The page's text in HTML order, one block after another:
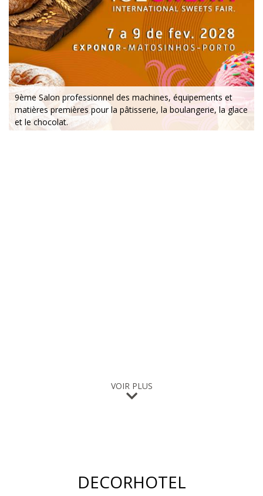
9ème Salon professionnel des machines, équipements et
matières premières pour la pâtisserie, la boulangerie, la glace
et le chocolat.
7 au 9 février 2028 - Exponor - Porto
VOIR PLUS
STONE